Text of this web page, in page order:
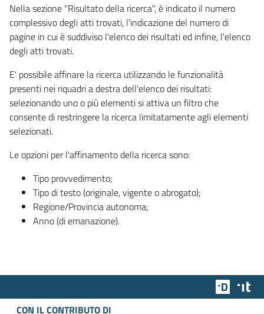
Nella sezione "Risultato della ricerca", è indicato il numero
complessivo degli atti trovati, l'indicazione del numero di
pagine in cui è suddiviso l'elenco dei risultati ed infine, l'elenco
degli atti trovati.
E' possibile affinare la ricerca utilizzando le funzionalità
presenti nei riquadri a destra dell'elenco dei risultati:
selezionando uno o più elementi si attiva un filtro che
consente di restringere la ricerca limitatamente agli elementi
selezionati.
Le opzioni per l'affinamento della ricerca sono:
Tipo provvedimento;
Tipo di testo (originale, vigente o abrogato);
Regione/Provincia autonoma;
Anno (di emanazione).
Team
CON IL CONTRIBUTO DI